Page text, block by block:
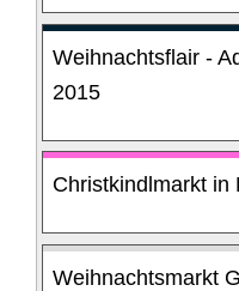
Weihnachtsflair -
2015
Christkindlmarkt in
Weihnachtsmarkt